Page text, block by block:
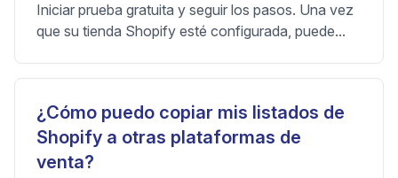
Iniciar prueba gratuita y seguir los pasos. Una vez
que su tienda Shopify esté configurada, puede...
¿Cómo puedo copiar mis listados de
Shopify a otras plataformas de
venta?